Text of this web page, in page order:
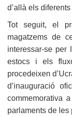
d’allà els
Tot seguit, el
magatzems de
interessar-se per
estocs i els
procedeixen
d’inauguració
commemorativa
parlaments de les